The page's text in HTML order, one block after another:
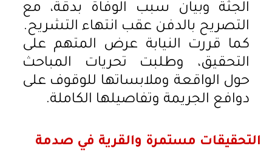
الجثة وبيان سبب الوفاة بدقة، مع
التصريح بالدفن عقب انتهاء التشريح.
كما قررت النيابة عرض المتهم على
التحقيق، وطلبت تحريات المباحث
حول الواقعة وملابساتها للوقوف على
دوافع الجريمة وتفاصيلها الكاملة.
التحقيقات مستمرة والقرية في صدمة